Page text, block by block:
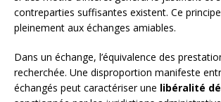
contreparties suffisantes existent. Ce principe
pleinement aux échanges amiables.
Dans un échange, l’équivalence des
recherchée. Une disproportion manifeste
échangés peut caractériser une libéralité